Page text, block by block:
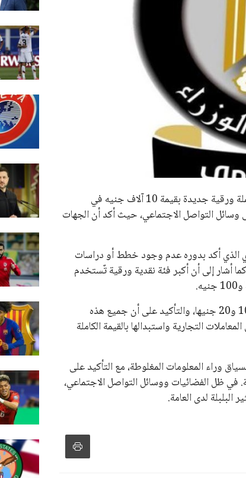
نفى المركز الإعلامي لمجلس الوزراء المصري ما تردد عن عزم الحكومة طرح عملة ورقية جديدة بقيمة 10 آلاف جنيه في
التواصل الاجتماعي، حيث أكد أن الجهات
الذي أكد بدوره عدم وجود خطط أو دراسات
أشار إلى أن أكبر فئة نقدية ورقية تٌستخدم
علاوة على ذلك، تضم السوق المصرية فئات من العملات البلاستيكية تشمل الـ 10 و20 جنيها، والتأكيد على أن جميع هذه
التجارية واستبدالها بالقيمة الكاملة
وراء المعلومات المغلوطة، مع التأكيد على
في ظل الفضائيات ووسائل التواصل الاجتماعي،
لدى العامة.